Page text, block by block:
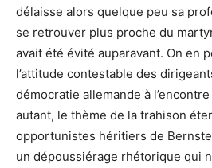
délaisse alors quelque peu sa
se retrouver plus proche du
avait été évité auparavant. On en
l’attitude contestable des
démocratie allemande à
autant, le thème de la trahison
opportunistes héritiers de
un dépoussiérage rhétorique qui